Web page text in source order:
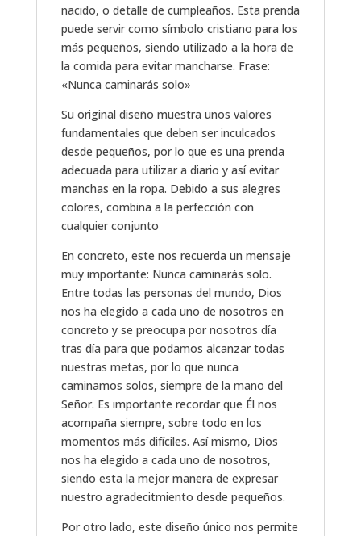
nacido, o detalle de cumpleaños. Esta prenda
puede servir como símbolo cristiano para los
más pequeños, siendo utilizado a la hora de
la comida para evitar mancharse. Frase:
«Nunca caminarás solo»
Su original diseño muestra unos valores
fundamentales que deben ser inculcados
desde pequeños, por lo que es una prenda
adecuada para utilizar a diario y así evitar
manchas en la ropa. Debido a sus alegres
colores, combina a la perfección con
cualquier conjunto
En concreto, este nos recuerda un mensaje
muy importante: Nunca caminarás solo.
Entre todas las personas del mundo, Dios
nos ha elegido a cada uno de nosotros en
concreto y se preocupa por nosotros día
tras día para que podamos alcanzar todas
nuestras metas, por lo que nunca
caminamos solos, siempre de la mano del
Señor. Es importante recordar que Él nos
acompaña siempre, sobre todo en los
momentos más difíciles. Así mismo, Dios
nos ha elegido a cada uno de nosotros,
siendo esta la mejor manera de expresar
nuestro agradecitmiento desde pequeños.
Por otro lado, este diseño único nos permite